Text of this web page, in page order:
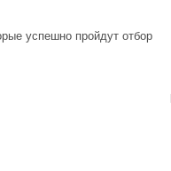
успешно пройдут отбор